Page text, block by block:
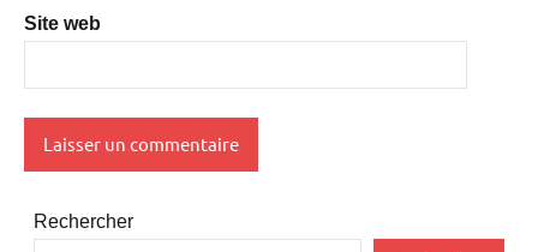
Site web
Rechercher